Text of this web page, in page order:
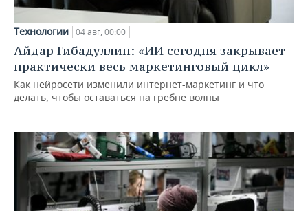
Технологии 04 авг, 00:00
Айдар Гибадуллин: «ИИ сегодня закрывает
практически весь маркетинговый цикл»
Как нейросети изменили интернет-маркетинг и что
делать, чтобы оставаться на гребне волны